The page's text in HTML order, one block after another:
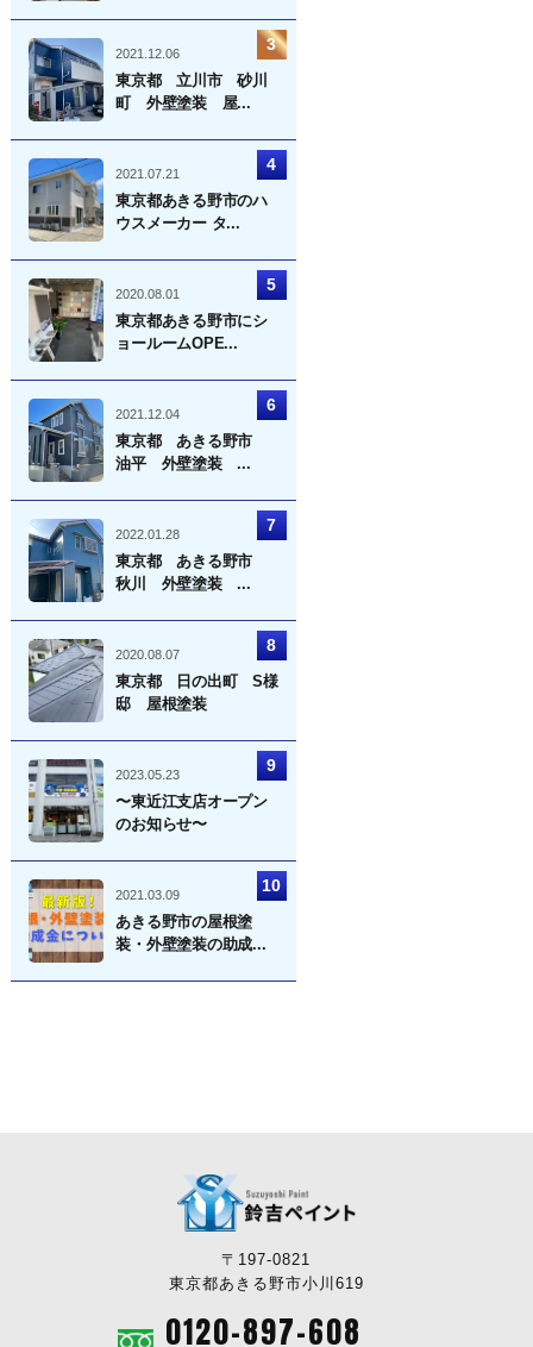
2021.12.06
東京都 立川市 砂川
町 外壁塗装 屋...
2021.07.21
東京都あきる野市のハ
ウスメーカー タ...
2020.08.01
東京都あきる野市にシ
ョールームOPE...
2021.12.04
東京都 あきる野市
油平 外壁塗装 ...
2022.01.28
東京都 あきる野市
秋川 外壁塗装 ...
2020.08.07
東京都 日の出町 S様
邸 屋根塗装
2023.05.23
〜東近江支店オープン
のお知らせ〜
2021.03.09
あきる野市の屋根塗
装・外壁塗装の助成...
〒197-0821
東京都あきる野市小川619
0120-897-608